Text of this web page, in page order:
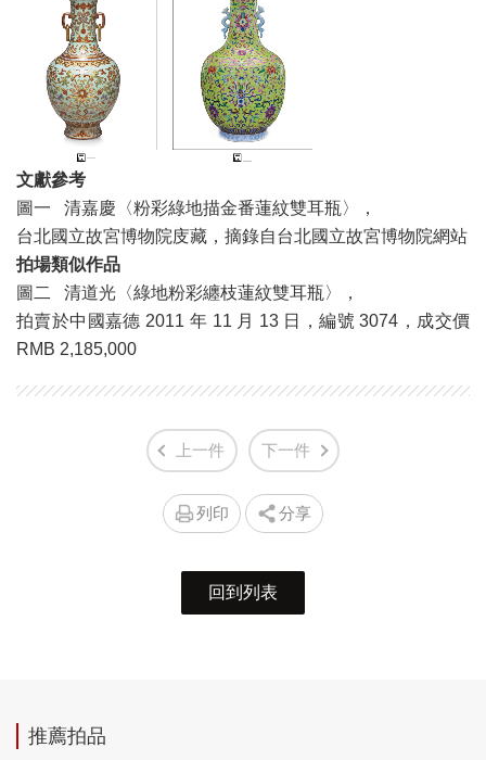
文獻參考
圖一 清嘉慶〈粉彩綠地描金番蓮紋雙耳瓶〉，
台北國立故宮博物院庋藏，摘錄自台北國立故宮博物院網站
拍場類似作品
圖二 清道光〈綠地粉彩纏枝蓮紋雙耳瓶〉，
拍賣於中國嘉德 2011 年 11 月 13 日，編號 3074，成交價
RMB 2,185,000
上一件 下一件
列印 分享
回到列表
推薦拍品